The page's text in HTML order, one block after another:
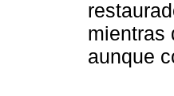
mientras
aunque